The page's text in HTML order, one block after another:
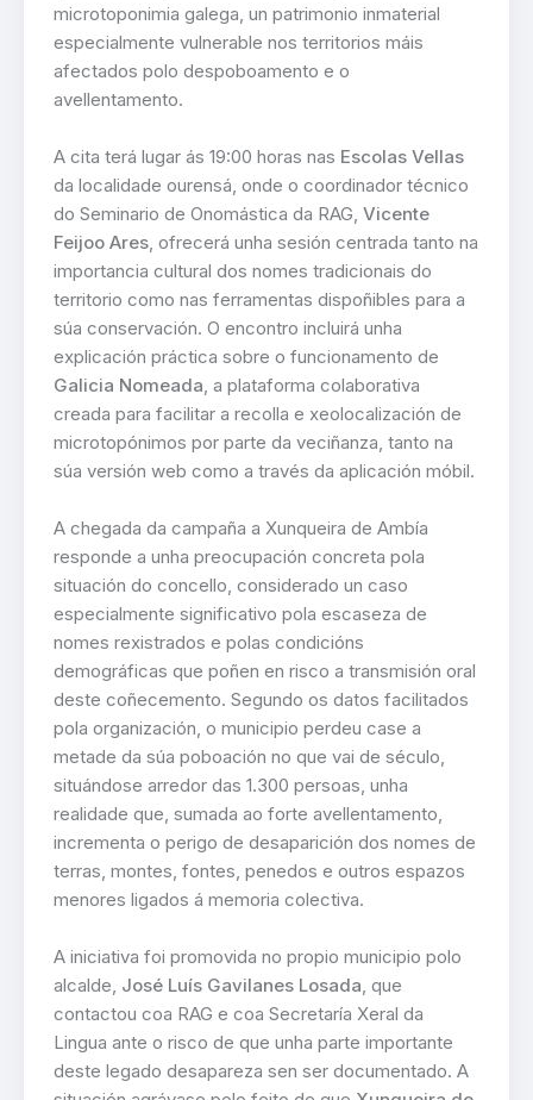
microtoponimia galega, un patrimonio inmaterial
especialmente vulnerable nos territorios máis
afectados polo despoboamento e o
avellentamento.
A cita terá lugar ás 19:00 horas nas Escolas Vellas
da localidade ourensá, onde o coordinador técnico
do Seminario de Onomástica da RAG, Vicente
Feijoo Ares , ofrecerá unha sesión centrada tanto na
importancia cultural dos nomes tradicionais do
territorio como nas ferramentas dispoñibles para a
súa conservación. O encontro incluirá unha
explicación práctica sobre o funcionamento de
Galicia Nomeada , a plataforma colaborativa
creada para facilitar a recolla e xeolocalización de
microtopónimos por parte da veciñanza, tanto na
súa versión web como a través da aplicación móbil.
A chegada da campaña a Xunqueira de Ambía
responde a unha preocupación concreta pola
situación do concello, considerado un caso
especialmente significativo pola escaseza de
nomes rexistrados e polas condicións
demográficas que poñen en risco a transmisión oral
deste coñecemento. Segundo os datos facilitados
pola organización, o municipio perdeu case a
metade da súa poboación no que vai de século,
situándose arredor das 1.300 persoas, unha
realidade que, sumada ao forte avellentamento,
incrementa o perigo de desaparición dos nomes de
terras, montes, fontes, penedos e outros espazos
menores ligados á memoria colectiva.
A iniciativa foi promovida no propio municipio polo
alcalde, José Luís Gavilanes Losada , que
contactou coa RAG e coa Secretaría Xeral da
Lingua ante o risco de que unha parte importante
deste legado desapareza sen ser documentado. A